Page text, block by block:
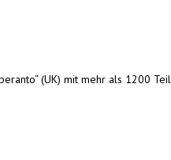
(UK) mit mehr als 1200